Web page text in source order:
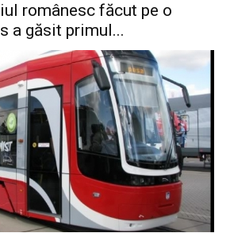
românesc făcut pe o
a găsit primul...